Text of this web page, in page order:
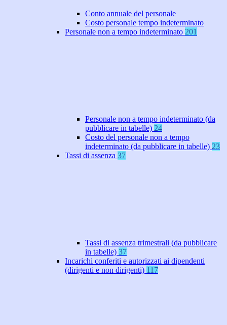
Conto annuale del personale
Costo personale tempo indeterminato
Personale non a tempo indeterminato 201
Personale non a tempo indeterminato (da
pubblicare in tabelle) 24
Costo del personale non a tempo
indeterminato (da pubblicare in tabelle) 23
Tassi di assenza 37
Tassi di assenza trimestrali (da pubblicare
in tabelle) 37
Incarichi conferiti e autorizzati ai dipendenti
(dirigenti e non dirigenti) 117